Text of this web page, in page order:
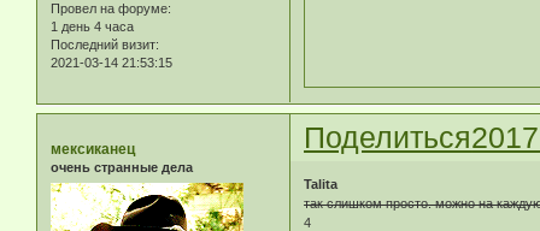
Провел на форуме:
1 день 4 часа
Последний визит:
2021-03-14 21:53:15
Поделиться
мексиканец
очень странные дела
Talita
так слишком просто. можно на
4